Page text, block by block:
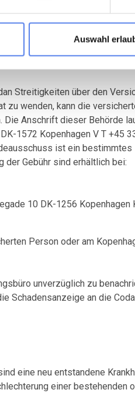
Auswahl
ersetzt.
Streitigkeiten über den
zu wenden, kann die
Anschrift dieser Behörde
1572 Kopenhagen V T +45
ist ein
Gebühr sind erhältlich bei:
10 DK-1256
Person oder am
unverzüglich zu
Schadensanzeige an die
eine neu entstandene
einer bestehenden